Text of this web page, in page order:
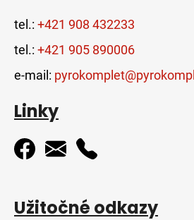
tel.: +421 908 432233
tel.: +421 905 890006
e-mail:
Linky
Užitočné odkazy